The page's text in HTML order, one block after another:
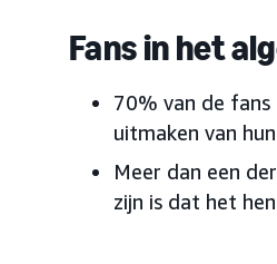
Fans in het
70% van de
uitmaken van
Meer dan een
zijn is dat het